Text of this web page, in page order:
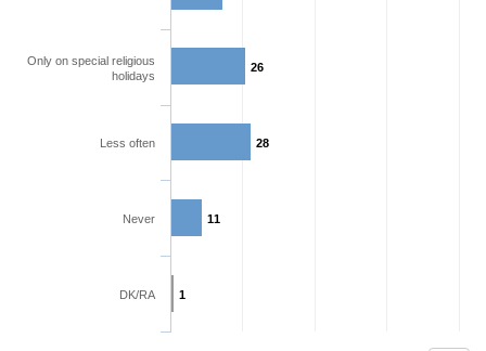
26
28
11
1
Only on special religious
holidays
Less often
Never
DK/RA